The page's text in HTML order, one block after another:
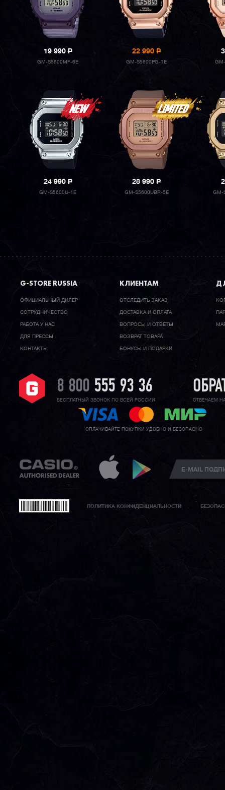
19 990P
GM-S5600MF-6E
22 990P
GM-S5600PG-1E
24 990P
GM-S5600U-1E
28 990P
GM-S5600UBR-5E GM-
G-STORE RUSSIA
ОФИЦИАЛЬНЫЙ ДИЛЕР
CОТРУДНИЧЕСТВО
РАБОТА У НАС
ДЛЯ ПРЕССЫ
КОНТАКТЫ
КЛИЕНТАМ
ОТСЛЕДИТЬ ЗАКАЗ
ДОСТАВКА И ОПЛАТА
ВОПРОСЫ И ОТВЕТЫ
ВОЗВРАТ ТОВАРА
БОНУСЫ И ПОДАРКИ
8 800 555 93 36
БЕСПЛАТНЫЙ ЗВОНОК ПО ВСЕЙ РОССИИ ОТВЕЧАЕМ
ОПЛАЧИВАЙТЕ ПОКУПКИ УДОБНО И БЕЗОПАСНО
ПОЛИТИКА КОНФИДЕНЦИАЛЬНОСТИ